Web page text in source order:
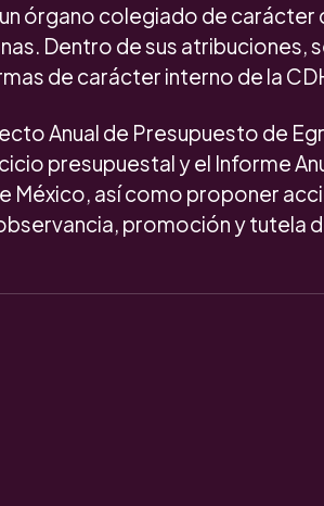
órgano colegiado de carácter
Dentro de sus atribuciones,
de carácter interno de la
Anual de Presupuesto de
presupuestal y el Informe
México, así como proponer
promoción y tutela